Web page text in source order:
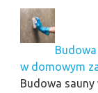
w domowym
Budowa